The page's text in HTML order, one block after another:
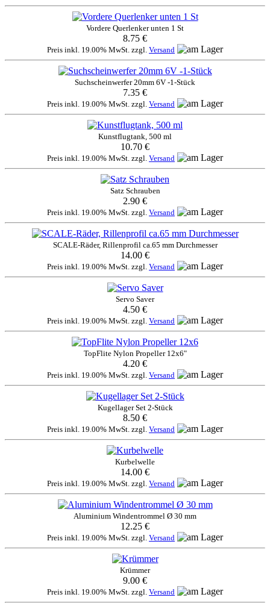
Vordere Querlenker unten 1 St
8.75 €
Preis inkl. 19.00% MwSt. zzgl. Versand
Suchscheinwerfer 20mm 6V -1-Stück
7.35 €
Preis inkl. 19.00% MwSt. zzgl. Versand
Kunstflugtank, 500 ml
10.70 €
Preis inkl. 19.00% MwSt. zzgl. Versand
Satz Schrauben
2.90 €
Preis inkl. 19.00% MwSt. zzgl. Versand
SCALE-Räder, Rillenprofil ca.65 mm Durchmesser
14.00 €
Preis inkl. 19.00% MwSt. zzgl. Versand
Servo Saver
4.50 €
Preis inkl. 19.00% MwSt. zzgl. Versand
TopFlite Nylon Propeller 12x6"
4.20 €
Preis inkl. 19.00% MwSt. zzgl. Versand
Kugellager Set 2-Stück
8.50 €
Preis inkl. 19.00% MwSt. zzgl. Versand
Kurbelwelle
14.00 €
Preis inkl. 19.00% MwSt. zzgl. Versand
Aluminium Windentrommel Ø 30 mm
12.25 €
Preis inkl. 19.00% MwSt. zzgl. Versand
Krümmer
9.00 €
Preis inkl. 19.00% MwSt. zzgl. Versand